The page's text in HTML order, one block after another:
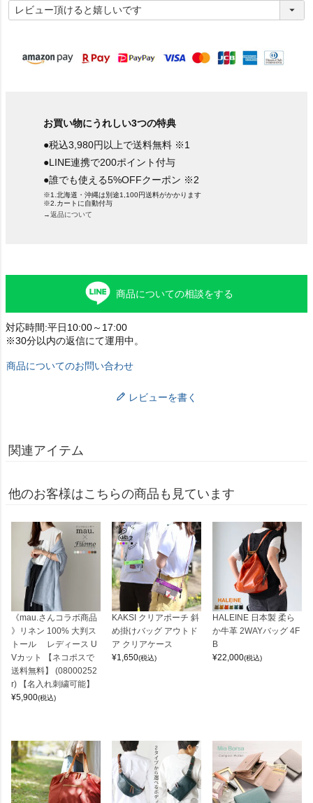
必
須
お買い物にうれしい3つの特典
●税込3,980円以上で送料無料 ※1
●LINE連携で200ポイント付与
●誰でも使える5%OFFクーポン ※2
※1.北海道・沖縄は別途1,100円送料がかかります
※2.カートに自動付与
→返品について
商品についての相談をする
対応時間:平日10:00～17:00
※30分以内の返信にて運用中。
商品についてのお問い合わせ
レビューを書く
関連アイテム
他のお客様はこちらの商品も見ています
《mau.さんコラボ商品
》リネン 100% 大判ス
トール レディース U
Vカット 【ネコポスで
送料無料】 (08000252
r) 【名入れ刺繍可能】
¥5,900(税込)
KAKSI クリアポーチ 斜
め掛けバッグ アウトド
ア クリアケース
¥1,650(税込)
HALEINE 日本製 柔ら
か牛革 2WAYバッグ 4F
B
¥22,000(税込)